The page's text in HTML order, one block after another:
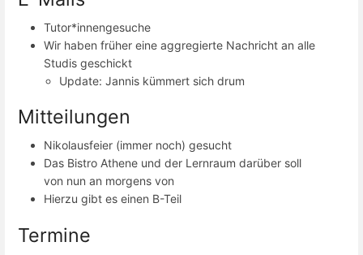
Tutor*innengesuche
Wir haben früher eine aggregierte Nachricht an alle
Studis geschickt
Update: Jannis kümmert sich drum
Mitteilungen
Nikolausfeier (immer noch) gesucht
Das Bistro Athene und der Lernraum darüber soll
von nun an morgens von
Hierzu gibt es einen B-Teil
Termine